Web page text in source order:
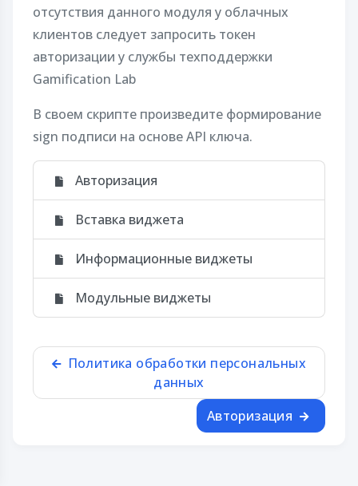
отсутствия данного модуля у облачных
клиентов следует запросить токен
авторизации у службы техподдержки
Gamification Lab
В своем скрипте произведите формирование
sign подписи на основе API ключа.
Авторизация
Вставка виджета
Информационные виджеты
Модульные виджеты
Политика обработки персональных
данных
Авторизация